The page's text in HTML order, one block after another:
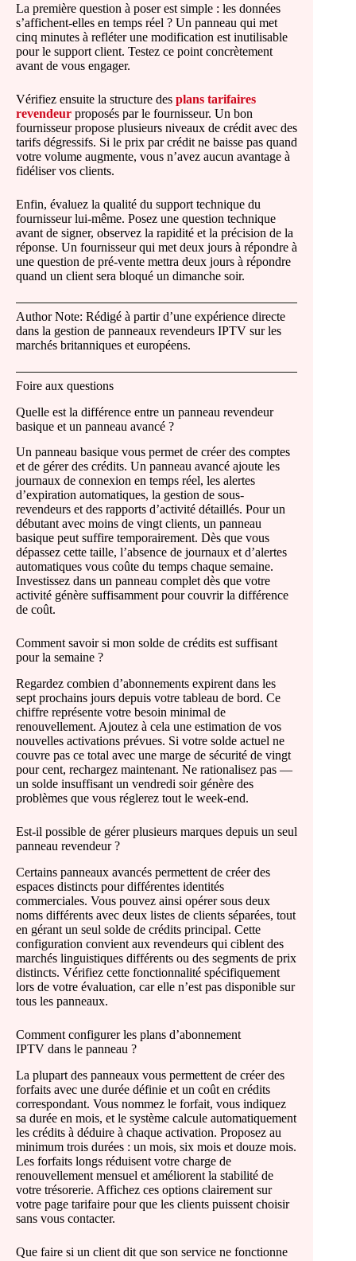
La première question à poser est simple : les données
s’affichent-elles en temps réel ? Un panneau qui met
cinq minutes à refléter une modification est inutilisable
pour le support client. Testez ce point concrètement
avant de vous engager.
Vérifiez ensuite la structure des plans tarifaires
revendeur proposés par le fournisseur. Un bon
fournisseur propose plusieurs niveaux de crédit avec des
tarifs dégressifs. Si le prix par crédit ne baisse pas quand
votre volume augmente, vous n’avez aucun avantage à
fidéliser vos clients.
Enfin, évaluez la qualité du support technique du
fournisseur lui-même. Posez une question technique
avant de signer, observez la rapidité et la précision de la
réponse. Un fournisseur qui met deux jours à répondre à
une question de pré-vente mettra deux jours à répondre
quand un client sera bloqué un dimanche soir.
Author Note: Rédigé à partir d’une expérience directe
dans la gestion de panneaux revendeurs IPTV sur les
marchés britanniques et européens.
Foire aux questions
Quelle est la différence entre un panneau revendeur
basique et un panneau avancé ?
Un panneau basique vous permet de créer des comptes
et de gérer des crédits. Un panneau avancé ajoute les
journaux de connexion en temps réel, les alertes
d’expiration automatiques, la gestion de sous-
revendeurs et des rapports d’activité détaillés. Pour un
débutant avec moins de vingt clients, un panneau
basique peut suffire temporairement. Dès que vous
dépassez cette taille, l’absence de journaux et d’alertes
automatiques vous coûte du temps chaque semaine.
Investissez dans un panneau complet dès que votre
activité génère suffisamment pour couvrir la différence
de coût.
Comment savoir si mon solde de crédits est suffisant
pour la semaine ?
Regardez combien d’abonnements expirent dans les
sept prochains jours depuis votre tableau de bord. Ce
chiffre représente votre besoin minimal de
renouvellement. Ajoutez à cela une estimation de vos
nouvelles activations prévues. Si votre solde actuel ne
couvre pas ce total avec une marge de sécurité de vingt
pour cent, rechargez maintenant. Ne rationalisez pas —
un solde insuffisant un vendredi soir génère des
problèmes que vous réglerez tout le week-end.
Est-il possible de gérer plusieurs marques depuis un seul
panneau revendeur ?
Certains panneaux avancés permettent de créer des
espaces distincts pour différentes identités
commerciales. Vous pouvez ainsi opérer sous deux
noms différents avec deux listes de clients séparées, tout
en gérant un seul solde de crédits principal. Cette
configuration convient aux revendeurs qui ciblent des
marchés linguistiques différents ou des segments de prix
distincts. Vérifiez cette fonctionnalité spécifiquement
lors de votre évaluation, car elle n’est pas disponible sur
tous les panneaux.
Comment configurer les plans d’abonnement
IPTV dans le panneau ?
La plupart des panneaux vous permettent de créer des
forfaits avec une durée définie et un coût en crédits
correspondant. Vous nommez le forfait, vous indiquez
sa durée en mois, et le système calcule automatiquement
les crédits à déduire à chaque activation. Proposez au
minimum trois durées : un mois, six mois et douze mois.
Les forfaits longs réduisent votre charge de
renouvellement mensuel et améliorent la stabilité de
votre trésorerie. Affichez ces options clairement sur
votre page tarifaire pour que les clients puissent choisir
sans vous contacter.
Que faire si un client dit que son service ne fonctionne